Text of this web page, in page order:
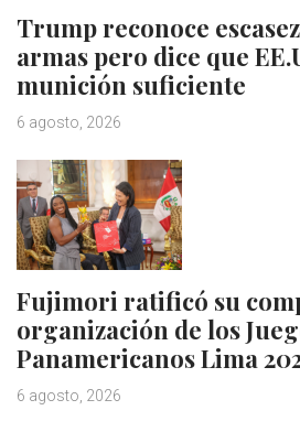
Trump reconoce
armas pero dice que
munición suficiente
6 agosto, 2026
Fujimori ratificó su
organización de los
Panamericanos Lima
6 agosto, 2026